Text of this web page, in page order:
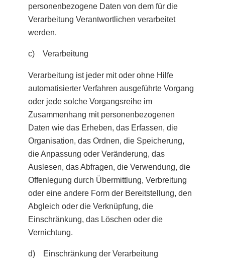
personenbezogene Daten von dem für die
Verarbeitung Verantwortlichen verarbeitet
werden.
c) Verarbeitung
Verarbeitung ist jeder mit oder ohne Hilfe
automatisierter Verfahren ausgeführte Vorgang
oder jede solche Vorgangsreihe im
Zusammenhang mit personenbezogenen
Daten wie das Erheben, das Erfassen, die
Organisation, das Ordnen, die Speicherung,
die Anpassung oder Veränderung, das
Auslesen, das Abfragen, die Verwendung, die
Offenlegung durch Übermittlung, Verbreitung
oder eine andere Form der Bereitstellung, den
Abgleich oder die Verknüpfung, die
Einschränkung, das Löschen oder die
Vernichtung.
d) Einschränkung der Verarbeitung